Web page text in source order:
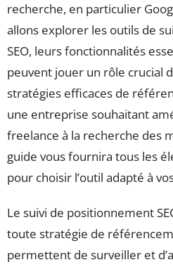
recherche, en particulier
allons explorer les outils de
SEO, leurs fonctionnalités
peuvent jouer un rôle crucial
stratégies efficaces de
une entreprise souhaitant
freelance à la recherche des
guide vous fournira tous les
pour choisir l’outil adapté à
Le suivi de positionnement
toute stratégie de
permettent de surveiller et